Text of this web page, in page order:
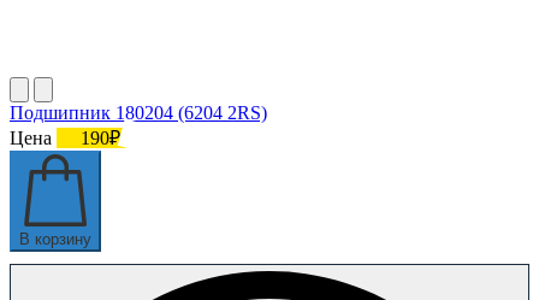
Подшипник 180204 (6204 2RS)
Цена
190₽
В корзину